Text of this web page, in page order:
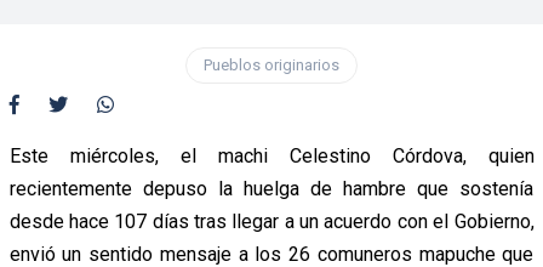
Pueblos originarios
Este miércoles, el machi Celestino Córdova, quien
recientemente depuso la huelga de hambre que sostenía
desde hace 107 días tras llegar a un acuerdo con el Gobierno,
envió un sentido mensaje a los 26 comuneros mapuche que